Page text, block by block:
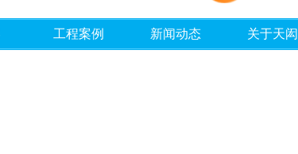
工程案例 新闻动态 关于天闳